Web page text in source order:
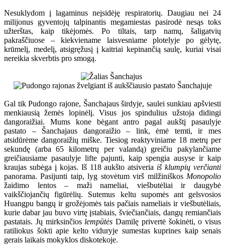
Nesuklydom į lagaminus neįsidėję respiratorių. Daugiau nei 24
milijonus gyventojų talpinantis megamiestas pasirodė nesąs toks
užterštas, kaip tikėjomės. Po tiltais, tarp namų, šaligatvių
pakraščiuose – kiekviename laisvesniame plotelyje po gėlytę,
krūmelį, medelį, atsigręžusį į kaitriai kepinančią saulę, kuriai visai
nereikia skverbtis pro smogą.
Gal tik Pudongo rajone, Šanchajaus širdyje, saulei sunkiau apšviesti
menkiausią žemės lopinėlį. Visus jos spindulius užstoja didingi
dangoraižiai. Mums kone bėgant antro pagal aukštį pasaulyje
pastato – Šanchajaus dangoraižio – link, ėmė temti, ir mes
atsidūrėme dangoraižių miške. Tiesiog reaktyviniame 18 metrų per
sekundę (arba 65 kilometrų per valandą) greičiu pakylančiame
greičiausiame pasaulyje lifte pajunti, kaip spengia ausyse ir kaip
kraujas subėga į kojas. Iš 118 aukšto atsiveria iš klumpių verčianti
panorama. Pasijunti taip, lyg stovėtum virš milžiniškos Monopolio
žaidimo lentos – maži nameliai, viešbutėliai ir daugybė
vaikščiojančių figūrėlių. Sutemus keltu supomės ant gelsvosios
Huangpu bangų ir grožėjomės tais pačiais nameliais ir viešbutėliais,
kurie dabar jau buvo virtę įstabiais, šviečiančiais, dangų remiančiais
pastatais. Jų mirksinčios lempūtės Damilę privertė šokinėti, o visus
ratiliokus šokti apie kelto viduryje sumestas kuprines kaip senais
gerais laikais mokyklos diskotekoje.